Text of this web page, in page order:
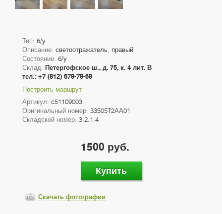
Тип: б/у
Описание: светоотражатель, правый
Состояние: б/у
Склад: Петергофское ш., д. 75, к. 4 лит. В
тел.: +7 (812) 679-79-69
Построить маршрут
Артикул: c51109003
Оригинальный номер: 33505T2AA01
Складской номер: 3.2.1.4
1500 руб.
Купить
Скачать фотографии